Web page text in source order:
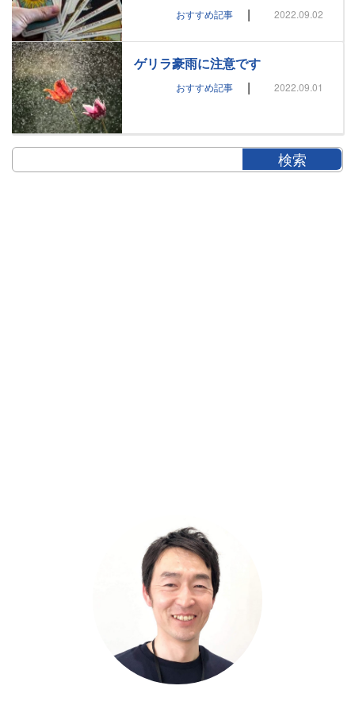
おすすめ記事 | 2022.09.02
ゲリラ豪雨に注意です
おすすめ記事 | 2022.09.01